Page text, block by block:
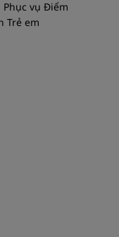
Phục vụ Điểm
Trẻ em